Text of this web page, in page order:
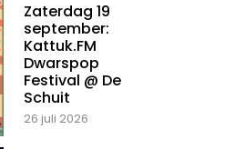
Zaterdag 19
september:
Kattuk.FM
Dwarspop
Festival @ De
Schuit
26 juli 2026